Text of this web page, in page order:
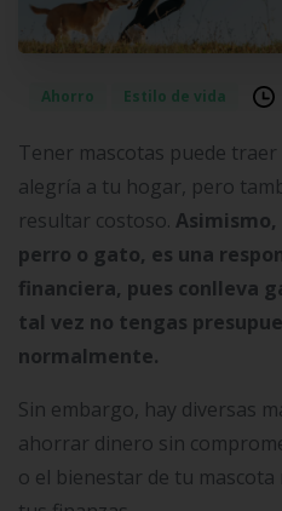
Ahorro Estilo de vida
Tener mascotas puede
alegría a tu hogar, pero
resultar costoso.
perro o gato, es una
financiera, pues conlleva
tal vez no tengas
normalmente.
Sin embargo, hay diversas
ahorrar dinero sin
o el bienestar de tu mascota